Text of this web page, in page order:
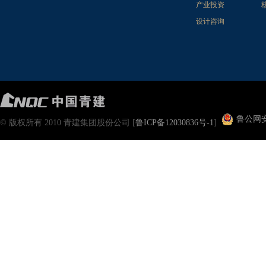
产业投资
设计咨询
© 版权所有 2010 青建集团股份公司 [鲁ICP备12030836号-1] 鲁公网